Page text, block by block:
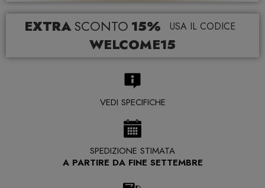
EXTRA SCONTO 15% USA IL CODICE
WELCOME15
VEDI SPECIFICHE
SPEDIZIONE STIMATA
A PARTIRE DA FINE SETTEMBRE